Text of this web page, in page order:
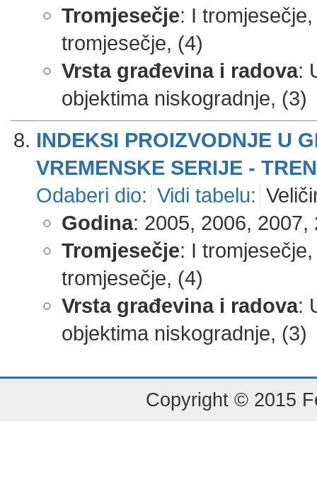
Tromjesečje: I
tromjesečje, (4)
Vrsta građevina i radova:
objektima niskogradnje, (3)
INDEKSI PROIZVODNJE U
VREMENSKE SERIJE -
Odaberi dio: Vidi tabelu:
Godina: 2005, 2006,
Tromjesečje: I
tromjesečje, (4)
Vrsta građevina i radova:
objektima niskogradnje, (3)
Copyright © 2015